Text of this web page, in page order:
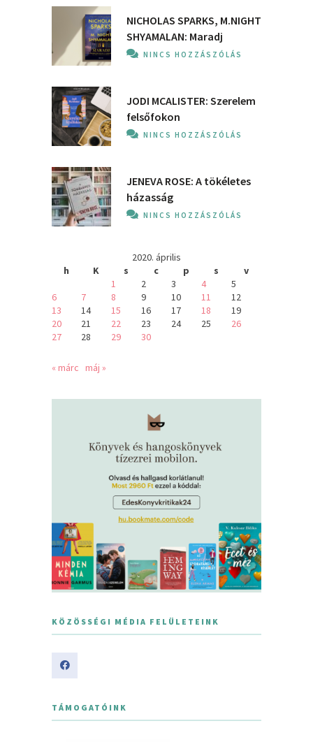
NICHOLAS SPARKS, M.NIGHT
SHYAMALAN: Maradj
NINCS HOZZÁSZÓLÁS
JODI MCALISTER: Szerelem
felsőfokon
NINCS HOZZÁSZÓLÁS
JENEVA ROSE: A ​tökéletes
házasság
NINCS HOZZÁSZÓLÁS
2020. április
h
K s c p s
v
1
2 3 4
5
6
7 8 9 10 11
12
13
14 15 16 17 18
19
20
21 22 23 24 25
26
27
28 29 30
« márc máj »
KÖZÖSSÉGI MÉDIA FELÜLETEINK
TÁMOGATÓINK